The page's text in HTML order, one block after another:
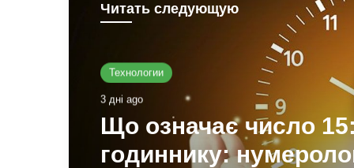
Читать следующую
Технологии
3 дні ago
Що означає число
годиннику: